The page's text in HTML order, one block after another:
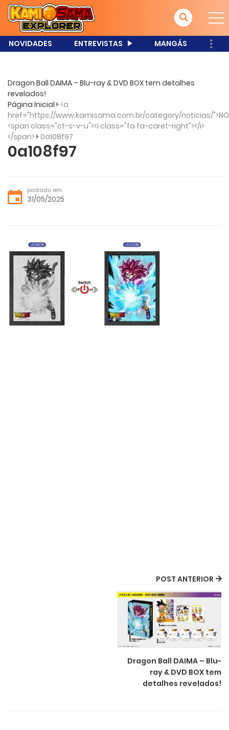
NOVIDADES ENTREVISTAS MANGÁS
Dragon Ball DAIMA – Blu-ray & DVD BOX tem detalhes
revelados!
Página Inicial <a
href="https://www.kamisama.com.br/category/noticias/
<span class="ct-s-v-u"><i class="fa fa-caret-right"></i>
</span> 0a108f97
0a108f97
postado em
31/05/2025
POST ANTERIOR
Dragon Ball DAIMA – Blu-
ray & DVD BOX tem
detalhes revelados!